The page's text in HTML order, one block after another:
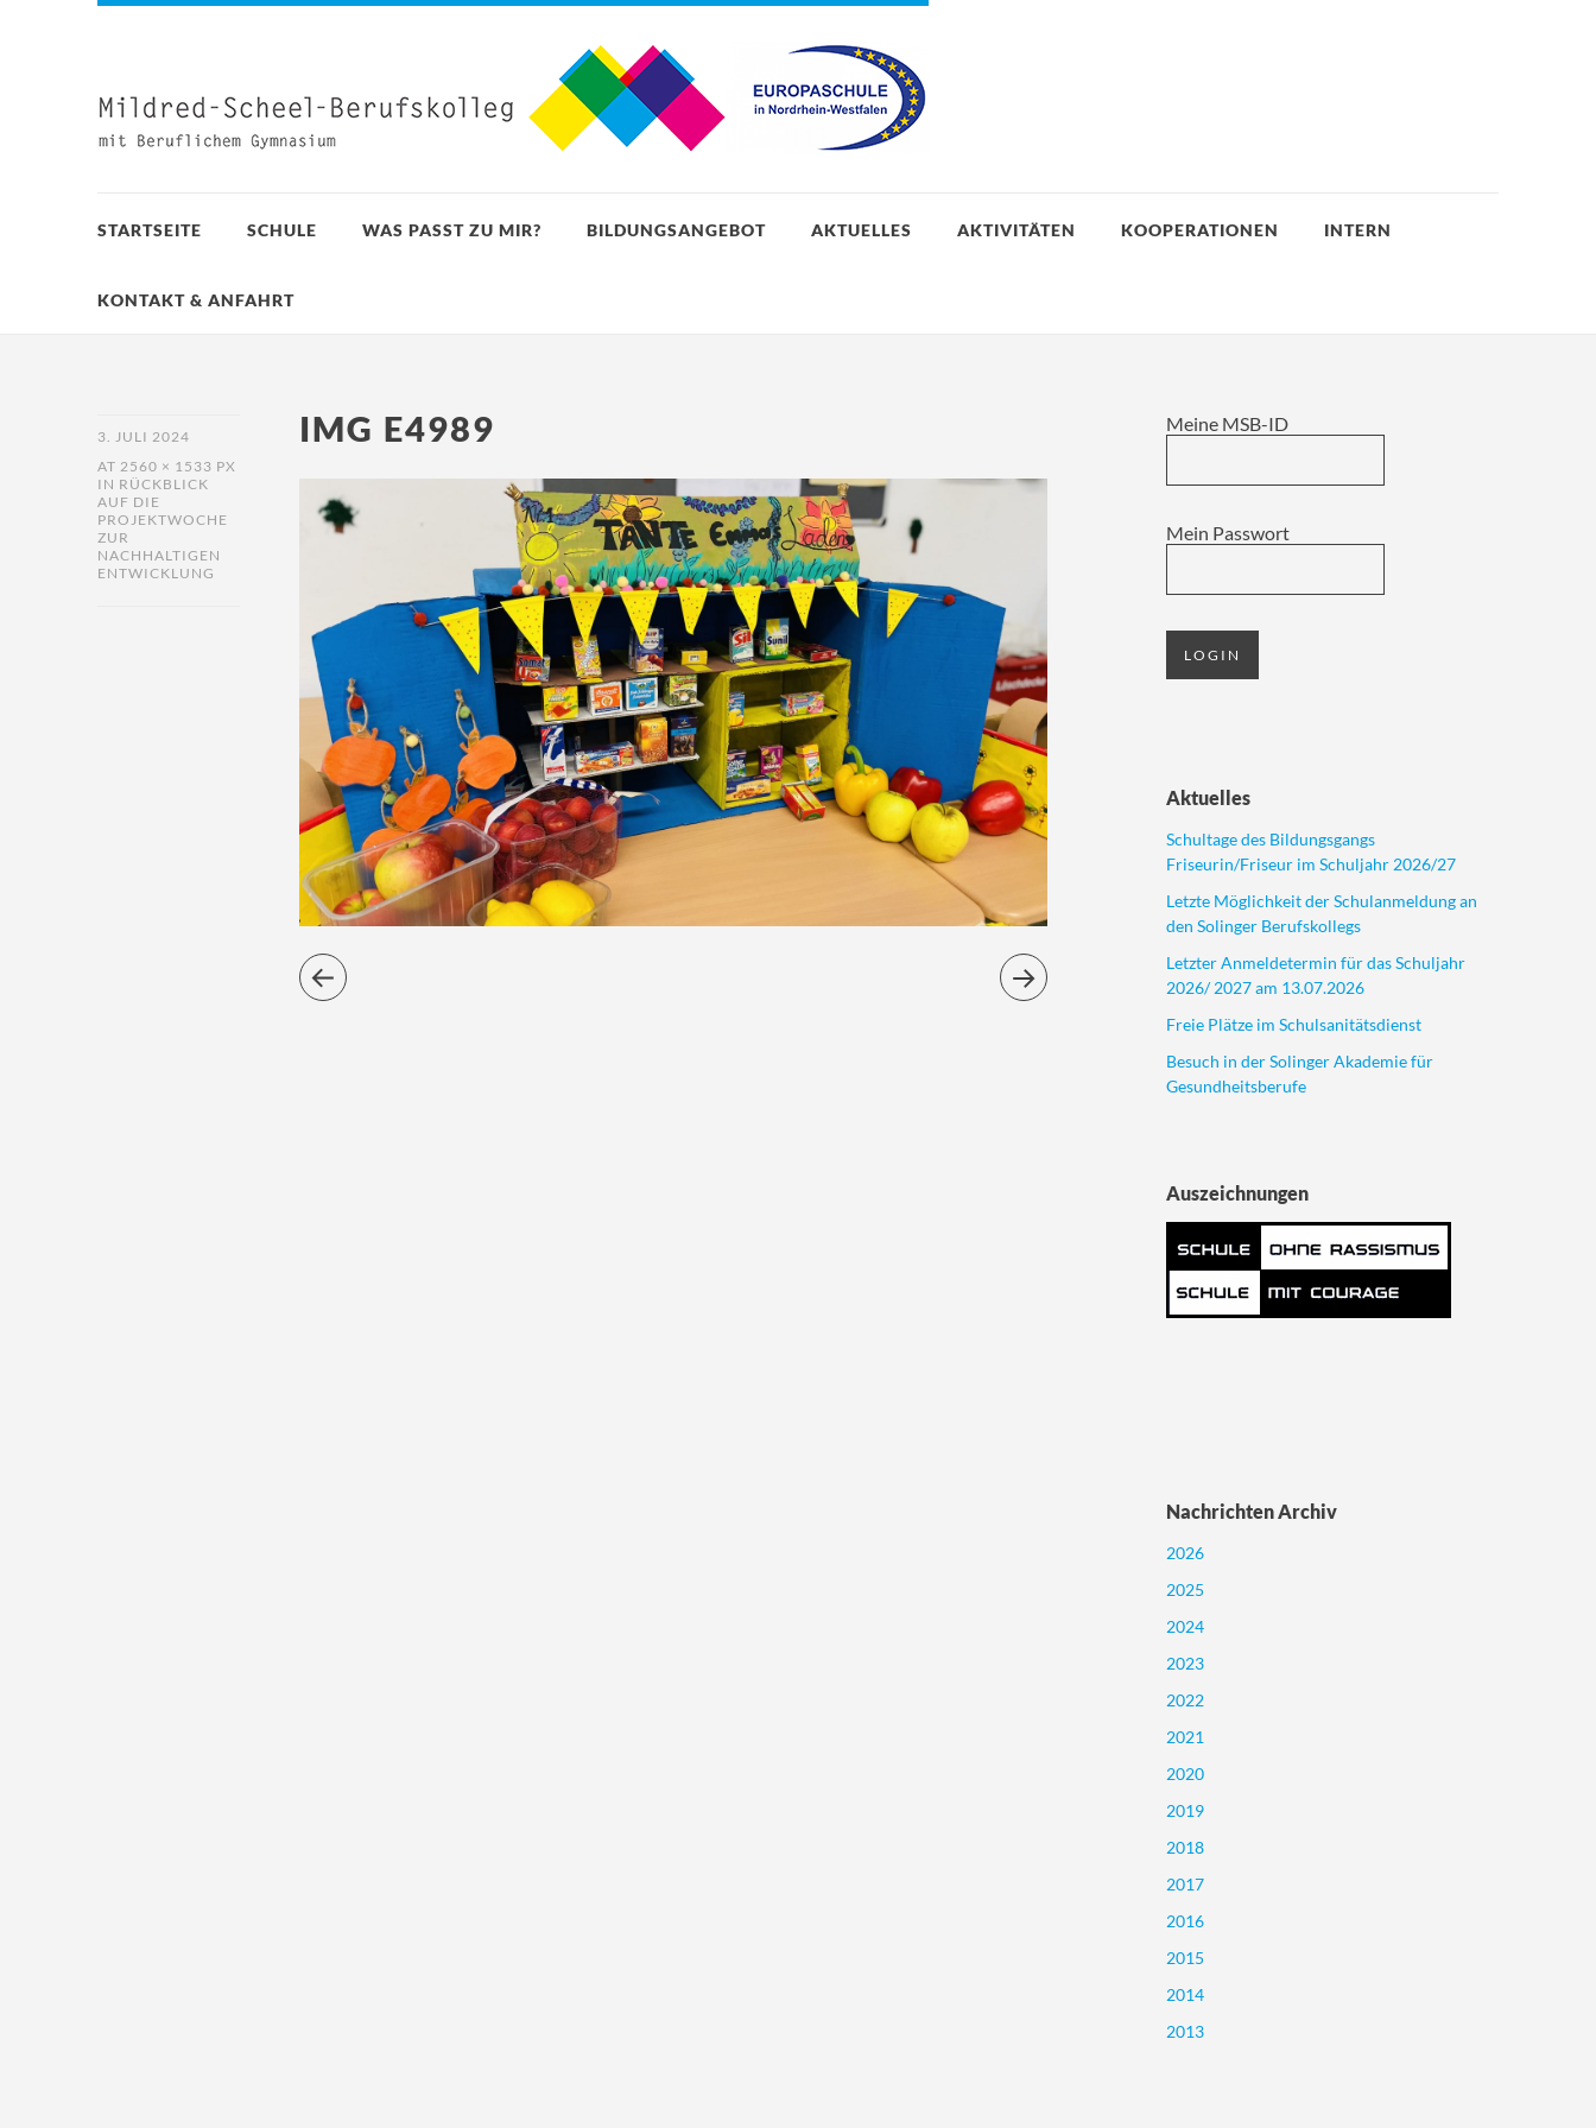
STARTSEITE SCHULE WAS PASST ZU MIR? BILDUNGSANGEBOT AKTUELLES AKTIVITÄTEN KOOPERATIONEN INTERN
KONTAKT & ANFAHRT
3. JULI 2024
AT 2560 × 1533 PX
IN RÜCKBLICK
AUF DIE
PROJEKTWOCHE
ZUR
NACHHALTIGEN
ENTWICKLUNG
IMG E4989 Meine MSB-ID
Mein Passwort
Aktuelles
Schultage des Bildungsgangs
Friseurin/Friseur im Schuljahr 2026/27
Letzte Möglichkeit der Schulanmeldung an
den Solinger Berufskollegs
Letzter Anmeldetermin für das Schuljahr
2026/ 2027 am 13.07.2026
Freie Plätze im Schulsanitätsdienst
Besuch in der Solinger Akademie für
Gesundheitsberufe
Auszeichnungen
Nachrichten Archiv
2026
2025
2024
2023
2022
2021
2020
2019
2018
2017
2016
2015
2014
2013